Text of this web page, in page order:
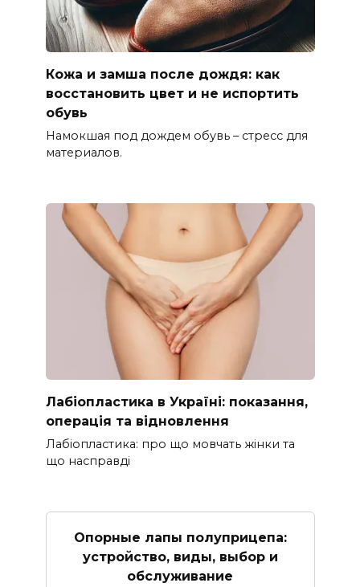
Кожа и замша после дождя: как
восстановить цвет и не испортить
обувь
Намокшая под дождем обувь – стресс для
материалов.
Лабіопластика в Україні: показання,
операція та відновлення
Лабіопластика: про що мовчать жінки та
що насправді
Опорные лапы полуприцепа:
устройство, виды, выбор и
обслуживание